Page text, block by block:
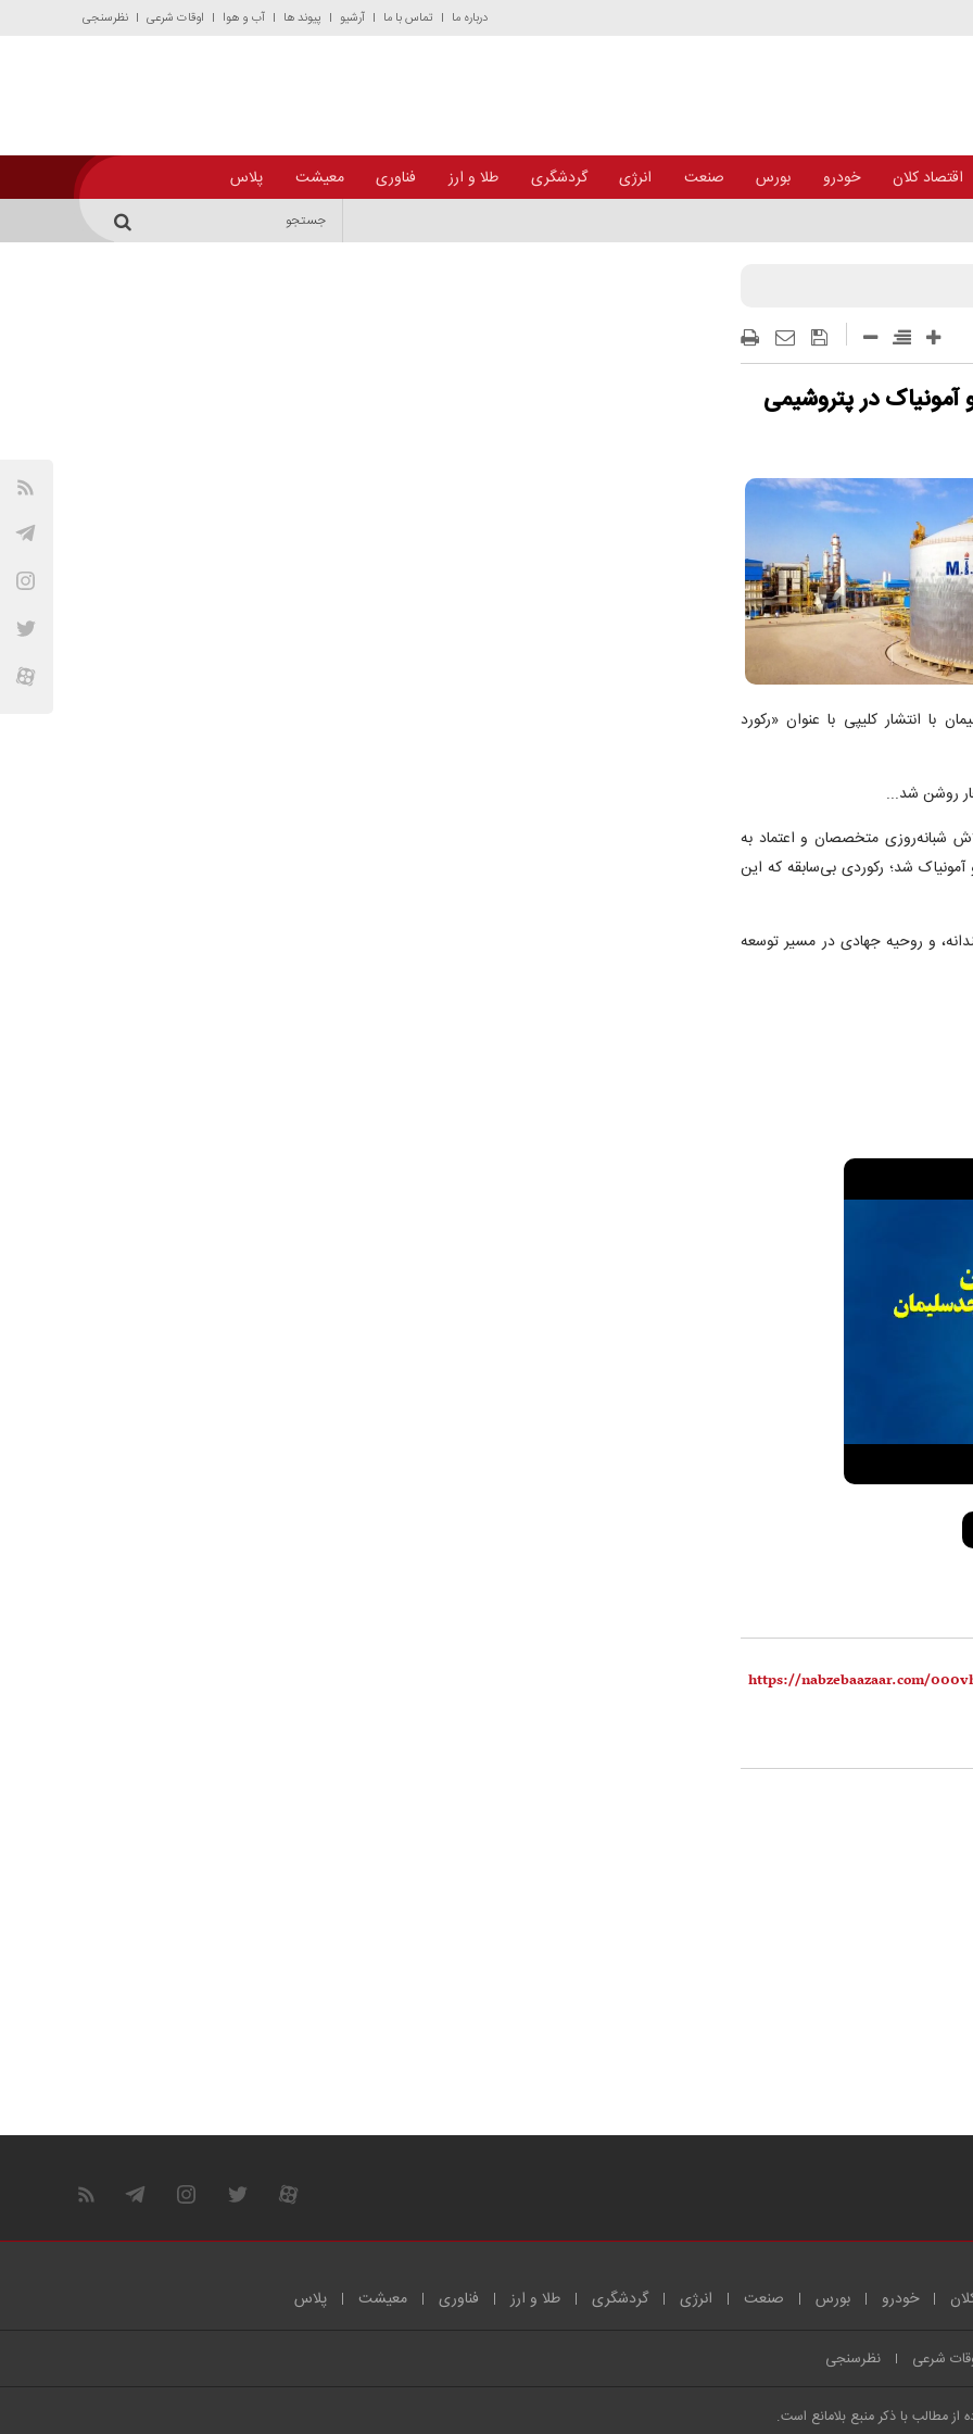
درباره ما تماس با ما آرشیو پیوند ها آب و هوا اوقات شرعی نظرسنجی
اقتصاد کلان خودرو بورس صنعت انرژی گردشگری طلا و ارز فناوری معیشت پلاس
از جنگ
آمونیاک در پتروشیمی
با انتشار کلیپی با عنوان «رکورد
روشن شد...
شبانه‌روزی متخصصان و اعتماد به
شد؛ رکوردی بی‌سابقه که این
و روحیه جهادی در مسیر توسعه
خودرو بورس صنعت انرژی گردشگری طلا و ارز فناوری معیشت پلاس
شرعی نظرسنجی
مطالب با ذکر منبع بلامانع است.